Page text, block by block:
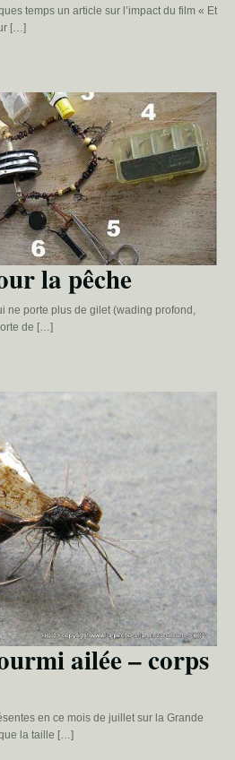
temps un article sur l’impact du film « Et
[…]
la pêche
ne porte plus de gilet (wading profond,
de […]
ailée – corps
en ce mois de juillet sur la Grande
la taille […]